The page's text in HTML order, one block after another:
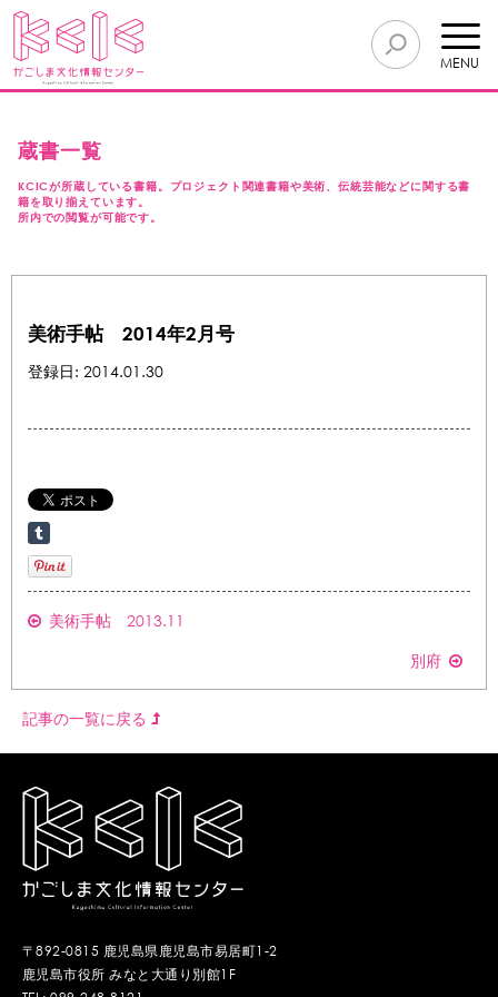
MENU
蔵書一覧
KCICが所蔵している書籍。プロジェクト関連書籍や美術、伝統芸能などに関する書
籍を取り揃えています。
所内での閲覧が可能です。
美術手帖 2014年2月号
登録日: 2014.01.30
美術手帖 2013.11
別府
記事の一覧に戻る
〒892-0815 鹿児島県鹿児島市易居町1-2
鹿児島市役所 みなと大通り別館1F